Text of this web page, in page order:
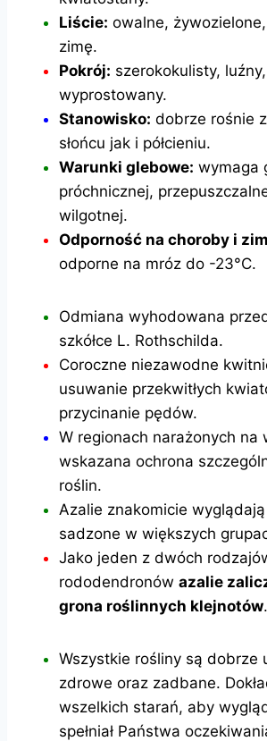
Liście: owalne,
zimę.
Pokrój: szerokokulisty, luźny,
wyprostowany.
Stanowisko: dobrze rośnie
słońcu jak i półcieniu.
Warunki glebowe: wymaga
próchnicznej,
wilgotnej.
Odporność na choroby i
odporne na mróz do -23°C.
Odmiana wyhodowana
szkółce L. Rothschilda.
Coroczne niezawodne
usuwanie przekwitłych
przycinanie pędów.
W regionach narażonych na
wskazana ochrona
roślin.
Azalie znakomicie
sadzone w większych
Jako jeden z dwóch
rododendronów azalie
grona roślinnych klejnotów.
Wszystkie rośliny są dobrze
zdrowe oraz zadbane.
wszelkich starań, aby
spełniał Państwa